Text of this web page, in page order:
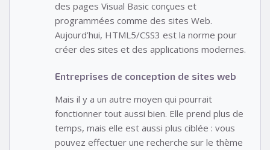
des pages Visual Basic conçues et
programmées comme des sites Web.
Aujourd’hui, HTML5/CSS3 est la norme pour
créer des sites et des applications modernes.
Entreprises de conception de sites web
Mais il y a un autre moyen qui pourrait
fonctionner tout aussi bien. Elle prend plus de
temps, mais elle est aussi plus ciblée : vous
pouvez effectuer une recherche sur le thème